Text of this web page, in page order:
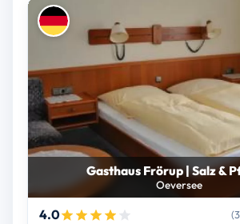
Gasthaus Frörup | Salz &
Oeversee
4.0